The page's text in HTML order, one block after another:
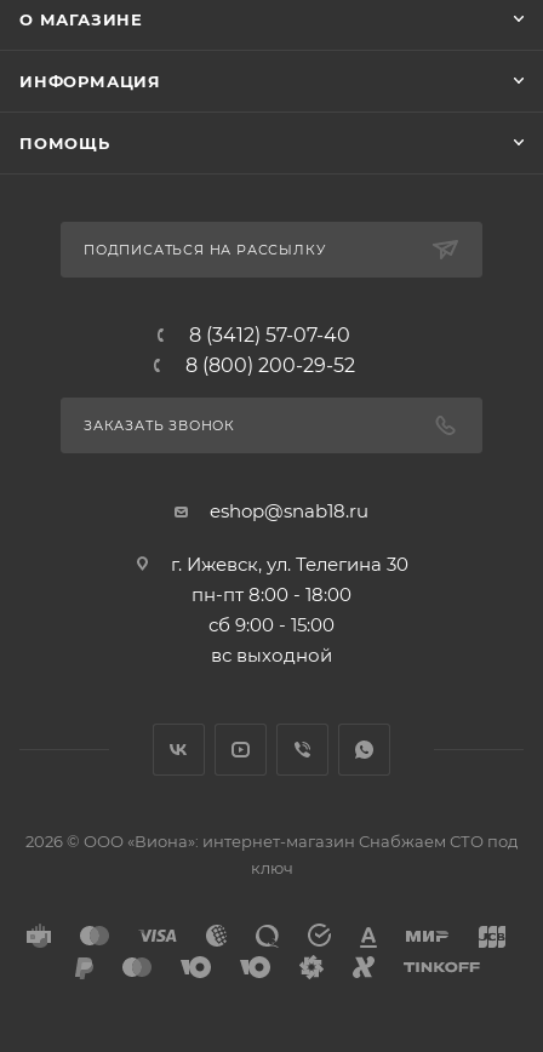
О МАГАЗИНЕ
ИНФОРМАЦИЯ
ПОМОЩЬ
ПОДПИСАТЬСЯ НА РАССЫЛКУ
8 (3412) 57-07-40
8 (800) 200-29-52
ЗАКАЗАТЬ ЗВОНОК
eshop@snab18.ru
г. Ижевск, ул. Телегина 30
пн-пт 8:00 - 18:00
сб 9:00 - 15:00
вс выходной
2026 © ООО «Виона»: интернет-магазин Снабжаем СТО под
ключ